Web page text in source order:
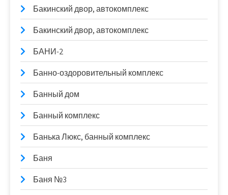
Бакинский двор, автокомплекс
Бакинский двор, автокомплекс
БАНИ-2
Банно-оздоровительный комплекс
Банный дом
Банный комплекс
Банька Люкс, банный комплекс
Баня
Баня №3